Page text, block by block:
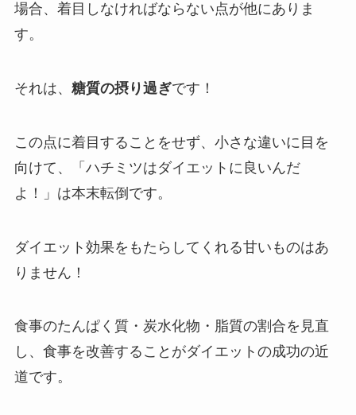
場合、着目しなければならない点が他にありま
す。
それは、 糖質の摂り過ぎです！
この点に着目することをせず、小さな違いに目を
向けて、「ハチミツはダイエットに良いんだ
よ！」は本末転倒です。
ダイエット効果をもたらしてくれる甘いものはあ
りません！
食事のたんぱく質・炭水化物・脂質の割合を見直
し、食事を改善することがダイエットの成功の近
道です。